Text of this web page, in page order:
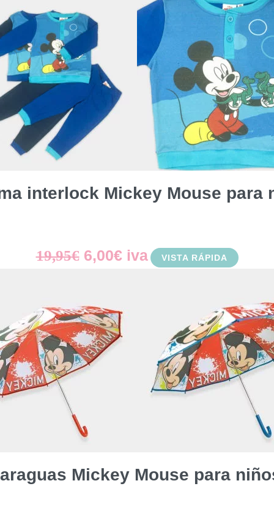
interlock Mickey Mouse para
19,95€ El
original
era:
19,95€.
6,00€El
actual
es:
6,00€.
iva VISTA RÁPIDA
Mickey Mouse para